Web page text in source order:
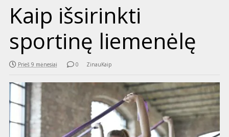
Kaip išsirinkti
sportinę liemenėlę
Prieš 9 mėnesiai 0 ZinauKaip